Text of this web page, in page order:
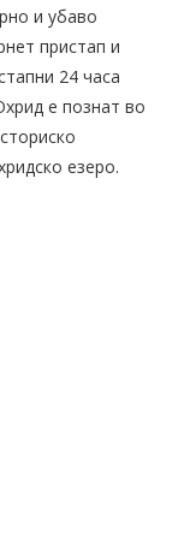
и убаво
пристап и
24 часа
е познат во
езеро.